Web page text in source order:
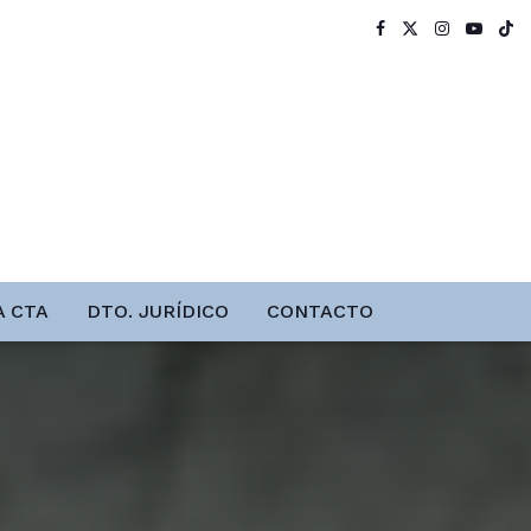
CTA DTO. JURÍDICO CONTACTO